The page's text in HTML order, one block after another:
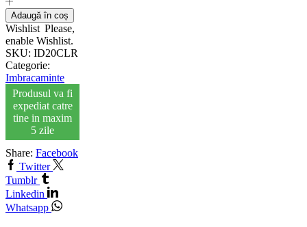
Adaugă în coș
Wishlist Please,
enable Wishlist.
SKU: ID20CLR
Categorie:
Imbracaminte
Produsul va fi
expediat catre
tine in maxim
5 zile
Share: Facebook
Twitter
Tumblr
Linkedin
Whatsapp